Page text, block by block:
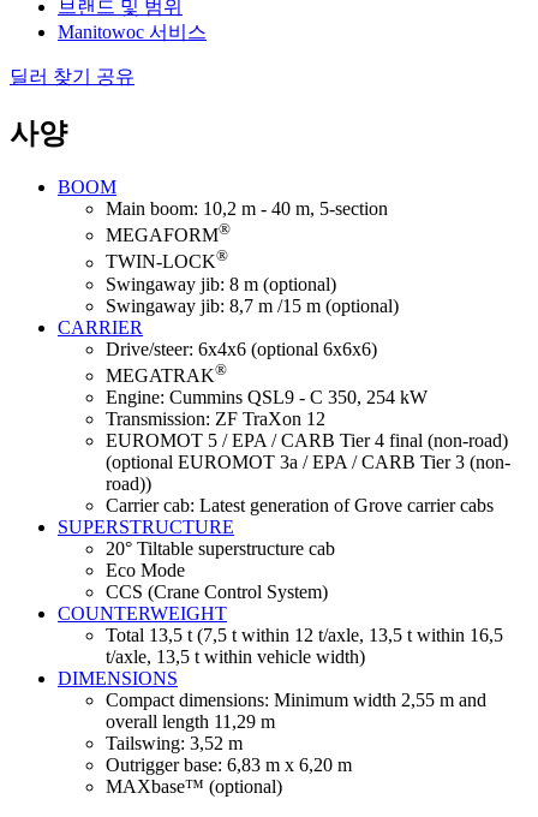
브랜드 및 범위
Manitowoc 서비스
딜러 찾기 공유
사양
BOOM
Main boom: 10,2 m - 40 m, 5-section
MEGAFORM®
TWIN-LOCK®
Swingaway jib: 8 m (optional)
Swingaway jib: 8,7 m /15 m (optional)
CARRIER
Drive/steer: 6x4x6 (optional 6x6x6)
MEGATRAK®
Engine: Cummins QSL9 - C 350, 254 kW
Transmission: ZF TraXon 12
EUROMOT 5 / EPA / CARB Tier 4 final (non-road)
(optional EUROMOT 3a / EPA / CARB Tier 3 (non-
road))
Carrier cab: Latest generation of Grove carrier cabs
SUPERSTRUCTURE
20° Tiltable superstructure cab
Eco Mode
CCS (Crane Control System)
COUNTERWEIGHT
Total 13,5 t (7,5 t within 12 t/axle, 13,5 t within 16,5
t/axle, 13,5 t within vehicle width)
DIMENSIONS
Compact dimensions: Minimum width 2,55 m and
overall length 11,29 m
Tailswing: 3,52 m
Outrigger base: 6,83 m x 6,20 m
MAXbase™ (optional)